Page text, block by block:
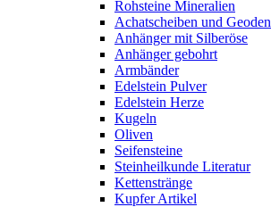
Rohsteine Mineralien
Achatscheiben und Geoden
Anhänger mit Silberöse
Anhänger gebohrt
Armbänder
Edelstein Pulver
Edelstein Herze
Kugeln
Oliven
Seifensteine
Steinheilkunde Literatur
Kettenstränge
Kupfer Artikel